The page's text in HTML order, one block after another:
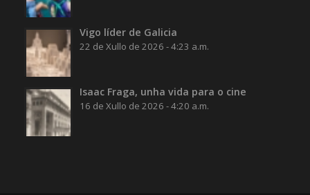
Vigo líder de Galicia
22 de Xullo de 2026 - 4:23 a.m.
Isaac Fraga, unha vida para o cine
16 de Xullo de 2026 - 4:20 a.m.